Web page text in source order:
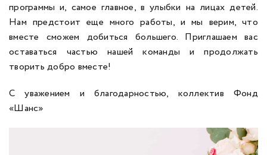
программы и, самое главное, в улыбки на лицах детей.
Нам предстоит еще много работы, и мы верим, что
вместе сможем добиться большего. Приглашаем вас
оставаться частью нашей команды и продолжать
творить добро вместе!
С уважением и благодарностью, коллектив Фонд
«Шанс»